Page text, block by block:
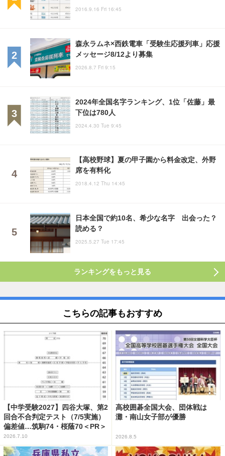
2016.9.16 Fri 16:45
森永ラムネ×西鉄電車「受験生応援列車」応援
メッセージ8/12より募集
2026.8.7 Fri 9:15
2024年全国名字ランキング、1位「佐藤」最
下位は780人
2024.4.30 Tue 9:45
【高校野球】夏の甲子園から料金改定、外野
席を有料化
2018.4.12 Thu 14:45
日本全国で約10名、希少な名字 出会った？
読める？
2025.5.27 Tue 17:45
ランキングをもっと見る
こちらの記事もおすすめ
【中学受験2027】四谷大塚、第2
回合不合判定テスト（7/5実施）
偏差値…筑駒74・桜蔭70＜PR＞
2026.7.10
高校囲碁全国大会、団体戦は
灘・南山女子部が優勝
2026.8.5